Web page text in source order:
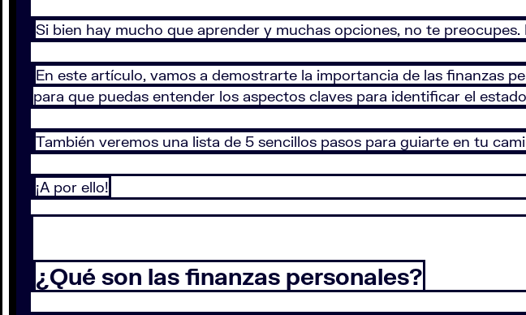
Si bien hay mucho que aprender y muchas opciones, no te
En este artículo, vamos a demostrarte la importancia de las finanzas
para que puedas entender los aspectos claves para identificar el
También veremos una lista de 5 sencillos pasos para guiarte en tu
¡A por ello!
¿Qué son las finanzas personales?